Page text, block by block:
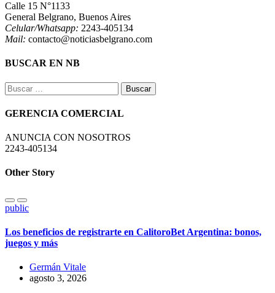
Calle 15 N°1133
General Belgrano, Buenos Aires
Celular/Whatsapp: 2243-405134
Mail: contacto@noticiasbelgrano.com
BUSCAR EN NB
Buscar:
GERENCIA COMERCIAL
ANUNCIA CON NOSOTROS
2243-405134
Other Story
public
Los beneficios de registrarte en CalitoroBet Argentina: bonos,
juegos y más
Germán Vitale
agosto 3, 2026